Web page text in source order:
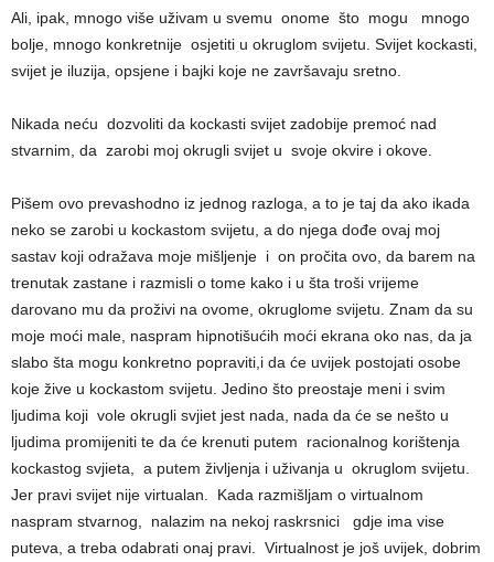
Ali, ipak, mnogo više uživam u svemu onome što mogu mnogo
bolje, mnogo konkretnije osjetiti u okruglom svijetu. Svijet kockasti,
svijet je iluzija, opsjene i bajki koje ne završavaju sretno.
Nikada neću dozvoliti da kockasti svijet zadobije premoć nad
stvarnim, da zarobi moj okrugli svijet u svoje okvire i okove.
Pišem ovo prevashodno iz jednog razloga, a to je taj da ako ikada
neko se zarobi u kockastom svijetu, a do njega dođe ovaj moj
sastav koji odražava moje mišljenje i on pročita ovo, da barem na
trenutak zastane i razmisli o tome kako i u šta troši vrijeme
darovano mu da proživi na ovome, okruglome svijetu. Znam da su
moje moći male, naspram hipnotišućih moći ekrana oko nas, da ja
slabo šta mogu konkretno popraviti,i da će uvijek postojati osobe
koje žive u kockastom svijetu. Jedino što preostaje meni i svim
ljudima koji vole okrugli svjiet jest nada, nada da će se nešto u
ljudima promijeniti te da će krenuti putem racionalnog korištenja
kockastog svjieta, a putem življenja i uživanja u okruglom svijetu.
Jer pravi svijet nije virtualan. Kada razmišljam o virtualnom
naspram stvarnog, nalazim na nekoj raskrsnici gdje ima vise
puteva, a treba odabrati onaj pravi. Virtualnost je još uvijek, dobrim